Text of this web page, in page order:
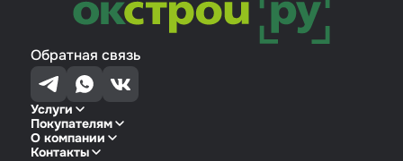
Обратная связь
Услуги
Покупателям
О компании
Контакты